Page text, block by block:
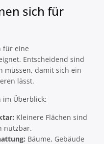
sich für
für eine
Entscheidend sind
müssen, damit sich ein
lässt.
im Überblick:
Kleinere Flächen sind
nutzbar.
Bäume, Gebäude